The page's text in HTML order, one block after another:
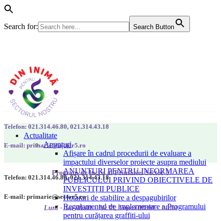
Search for: Search Button
Actualitate
Anunțuri
Afișare în cadrul procedurii de evaluare a
impactului diverselor proiecte asupra mediului
ANUNȚURI PENTRU INFORMAREA
PUBLICULUI PRIVIND OBIECTIVELE DE
INVESTIȚII PUBLICE
Hotarari de stabilire a despagubirilor
Regulamentul de implementare a Programului
pentru curățarea graffiti-ului
Telefon: 021.314.46.80, 021.314.43.18
E-mail: primarie@sector5.ro
Program de lucru al Primăriei Sector 5
Luni - Joi 08:00 - 16:30; Vineri 08:00 - 14:00
Telefon: 021.314.46.80, 021.314.43.18
E-mail: primarie@sector5.ro